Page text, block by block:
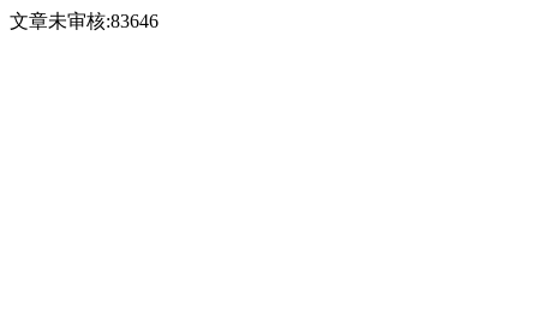
文章未审核:83646